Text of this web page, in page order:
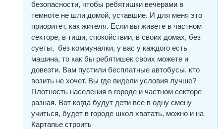
безопасности, чтобы ребятишки вечерами в
темноте не шли домой, уставшие. И для меня это
приоритет, как жителя. Если вы живете в частном
секторе, в тиши, спокойствии, в своих домах, без
суеты, без коммуналки, у вас у каждого есть
машина, то как бы ребятишек своих можете и
довезти. Вам пустили бесплатные автобусы, кто
возить не хочет. Вы где видели условия лучше?
Плотность населения в городе и частном секторе
разная. Вот когда будут дети все в одну смену
учиться, будет в городе школ хватать, можно и на
Картапье строить